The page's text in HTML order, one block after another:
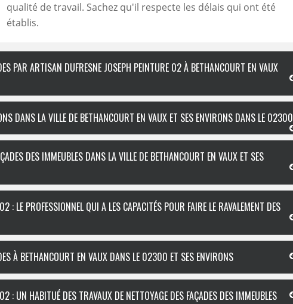
qualité de travail. Sachez qu'il respecte les délais qui ont été
établis.
PAR ARTISAN DUFRESNE JOSEPH PEINTURE 02 À BETHANCOURT EN VAUX
DANS LA VILLE DE BETHANCOURT EN VAUX ET SES ENVIRONS DANS LE 02300
DES IMMEUBLES DANS LA VILLE DE BETHANCOURT EN VAUX ET SES
: LE PROFESSIONNEL QUI A LES CAPACITÉS POUR FAIRE LE RAVALEMENT DES
À BETHANCOURT EN VAUX DANS LE 02300 ET SES ENVIRONS
: UN HABITUÉ DES TRAVAUX DE NETTOYAGE DES FAÇADES DES IMMEUBLES